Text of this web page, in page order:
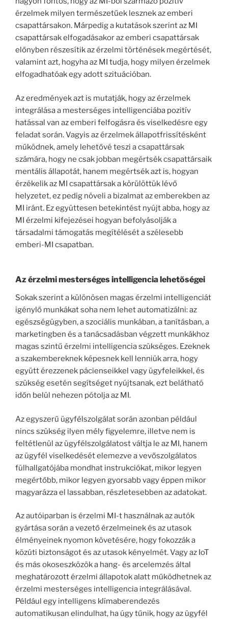
érzelmek milyen természetűek lesznek az emberi
csapattársakon. Márpedig a kutatások szerint az MI
csapattársak elfogadásakor az emberi csapattársak
előnyben részesítik az érzelmi történések megértését,
valamint azt, hogyha az MI tudja, hogy milyen érzelmek
elfogadhatóak egy adott szituációban.
Az eredmények azt is mutatják, hogy az érzelmek
integrálása a mesterséges intelligenciába pozitív
hatással van az emberi felfogásra és viselkedésre egy
feladat során. Vagyis az érzelmek állapotfrissítésként
működnek, amely lehetővé teszi a csapattársak
számára, hogy ne csak jobban megértsék csapattársaik
mentális állapotát, hanem megértsék azt is, hogyan
érzékelik az MI csapattársak a körülöttük lévő
helyzetet, ez pedig növeli a bizalmat az emberekben az
MI iránt. Ez együttesen betekintést nyújt abba, hogy az
MI érzelmi kifejezései hogyan befolyásolják a
társadalmi támogatás megítélését a szélesebb
emberi-MI csapatban.
Az érzelmi mesterséges intelligencia lehetőségei
Sokak szerint a különösen magas érzelmi intelligenciát
igénylő munkákat soha nem lehet automatizálni: az
egészségügyben, a szociális munkában, a tanításban, a
marketingben és a tanácsadásban végzett munkákhoz
magas szintű érzelmi intelligencia szükséges. Ezeknek
a szakembereknek képesnek kell lenniük arra, hogy
együtt érezzenek pácienseikkel vagy ügyfeleikkel, és
szükség esetén segítséget nyújtsanak, ezt belátható
időn belül nehezen pótolja az MI.
Az egyszerű ügyfélszolgálat során azonban például
nincs szükség ilyen mély figyelemre, illetve nem is
feltétlenül az ügyfélszolgálatost váltja le az MI, hanem
az ügyfél viselkedését elemezve a vevőszolgálatos
fülhallgatójába mondhat instrukciókat, mikor legyen
megértőbb, mikor legyen gyorsabb vagy éppen mikor
magyarázza el lassabban, részletesebben az adatokat.
Az autóiparban is érzelmi MI-t használnak az autók
gyártása során a vezető érzelmeinek és az utasok
élményeinek nyomon követésére, hogy fokozzák a
közúti biztonságot és az utasok kényelmét. Vagy az IoT
és más okoseszközök a hang- és arcelemzés által
meghatározott érzelmi állapotok alatt működhetnek az
érzelmi mesterséges intelligencia integrálásával.
Például egy intelligens klímaberendezés
automatikusan elindulhat, ha úgy tűnik, hogy az ügyfél